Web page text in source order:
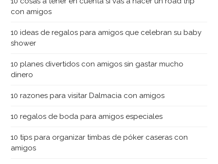
con amigos
10 ideas de regalos para amigos que celebran su baby
shower
10 planes divertidos con amigos sin gastar mucho
dinero
10 razones para visitar Dalmacia con amigos
10 regalos de boda para amigos especiales
10 tips para organizar timbas de póker caseras con
amigos